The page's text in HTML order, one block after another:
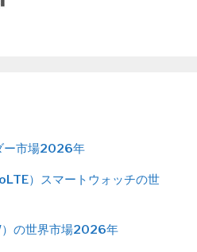
ー市場2026年
）スマートウォッチの世
の世界市場2026年